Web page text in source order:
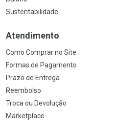
Sustentabilidade
Atendimento
Como Comprar no Site
Formas de Pagamento
Prazo de Entrega
Reembolso
Troca ou Devolução
Marketplace